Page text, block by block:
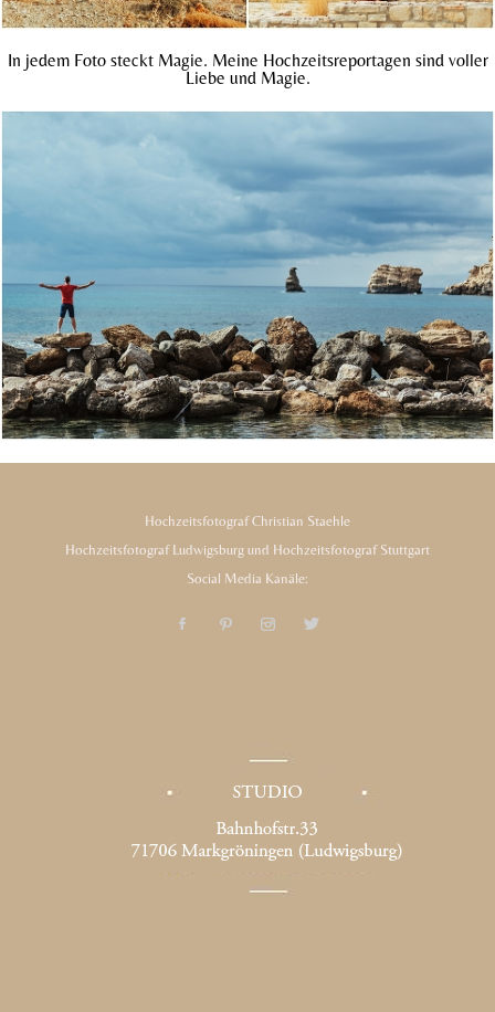
In jedem Foto steckt Magie. Meine Hochzeitsreportagen sind voller
Liebe und Magie.
Hochzeitsfotograf Christian Staehle
Hochzeitsfotograf Ludwigsburg und Hochzeitsfotograf Stuttgart
Social Media Kanäle: